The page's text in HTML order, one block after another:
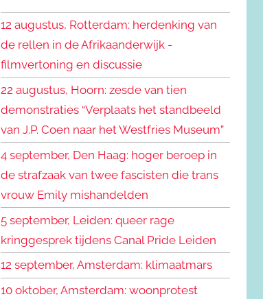
n
a
a
r
:
e
12 augustus, Rotterdam: herdenking van
de rellen in de Afrikaanderwijk -
filmvertoning en discussie
22 augustus, Hoorn: zesde van tien
demonstraties “Verplaats het standbeeld
van J.P. Coen naar het Westfries Museum”
4 september, Den Haag: hoger beroep in
de strafzaak van twee fascisten die trans
vrouw Emily mishandelden
5 september, Leiden: queer rage
kringgesprek tijdens Canal Pride Leiden
12 september, Amsterdam: klimaatmars
10 oktober, Amsterdam: woonprotest